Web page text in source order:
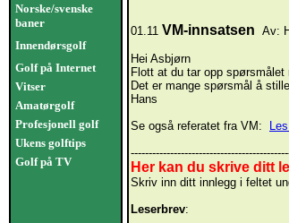
Norske/svenske
baner
Innendørsgolf
Golf på Internet
Vitser
Amatørgolf
Profesjonell golf
Ukens golftips
Golf på TV
01.11 VM-innsatsen Av:
Hei Asbjørn
Flott at du tar opp spørsmålet
Det er mange spørsmål å
Hans
Se også referatet fra VM:
Her kan du skrive ditt
Skriv inn ditt innlegg i feltet
Leserbrev: